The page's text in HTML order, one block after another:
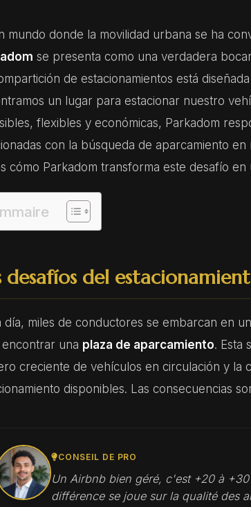
mundo donde la movilidad urbana se ha
se presenta como una verdadera
de estacionamientos está
un lugar para estacionar nuestro
flexibles y económicas, Parkadom
con la búsqueda de aparcamiento
cómo Parkadom transforma este desafío
desafíos del
día, miles de conductores se embarcan en
una plaza de aparcamiento. Esta
creciente de vehículos en circulación y la
disponibles. Las consecuencias
CONSEIL DE PRO
Un Airbnb bien géré, c'est +20 à
différence se joue sur la qualité des